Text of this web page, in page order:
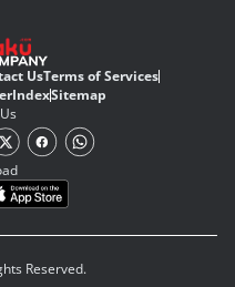
UsTerms of Services
IndexSitemap
Reserved.